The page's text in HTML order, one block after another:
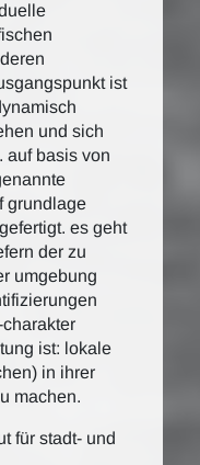
ist
und sich
auf basis von
grundlage
es geht
der zu
umgebung
ist: lokale
in ihrer
machen.
für stadt- und